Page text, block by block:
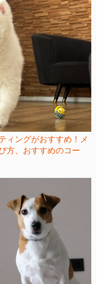
ィングがおすすめ！メ
方、おすすめのコー